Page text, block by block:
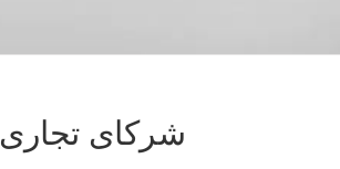
شرکای تجاری